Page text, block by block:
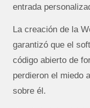
entrada
La creación de la
garantizó que el
código abierto de
perdieron el miedo
sobre él.